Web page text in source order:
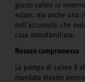
giusto calore in
estate, ma anche una
nell'accumulo, che
casa monofamiliare.
Nessun compromesso
La pompa di calore è
mandata elevate